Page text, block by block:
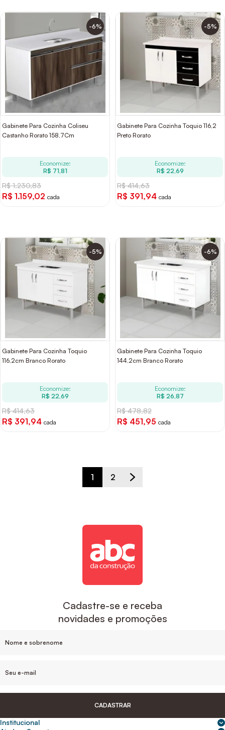
-6%
Gabinete Para Cozinha Coliseu
Castanho Rorato 158,7Cm
Economize:
R$ 71,81
R$ 1.230,83
R$ 1.159,02 cada
-5%
Gabinete Para Cozinha Toquio 116,2
Preto Rorato
Economize:
R$ 22,69
R$ 414,63
R$ 391,94 cada
-5%
Gabinete Para Cozinha Toquio
116,2cm Branco Rorato
Economize:
R$ 22,69
R$ 414,63
R$ 391,94 cada
-6%
Gabinete Para Cozinha Toquio
144,2cm Branco Rorato
Economize:
R$ 26,87
R$ 478,82
R$ 451,95 cada
1 2
Cadastre-se e receba
novidades e promoções
CADASTRAR
Institucional